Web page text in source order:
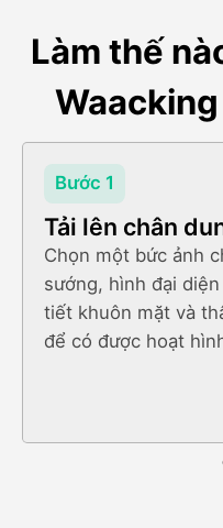
Làm thế
Bước 1
Tải lên chân
Chọn một bức ảnh
sướng, hình đại
tiết khuôn mặt và
để có được hoạt